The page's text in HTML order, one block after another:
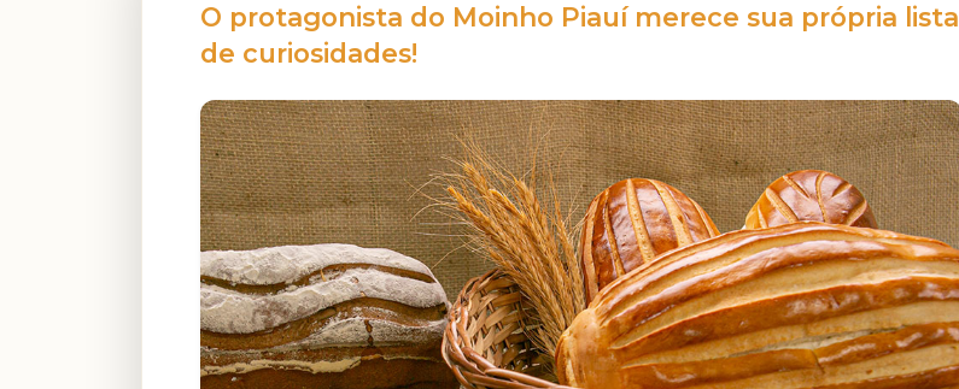
O protagonista do Moinho Piauí merece sua própria lista
de curiosidades!